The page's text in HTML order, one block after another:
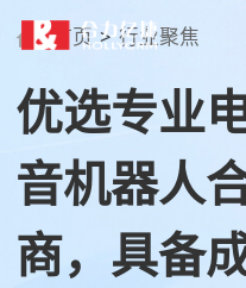
首页 > 行业聚焦
优选专业
音机器人
商，具备